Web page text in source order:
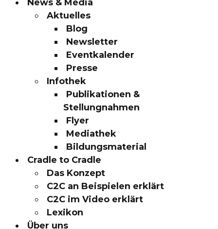
News & Media
Aktuelles
Blog
Newsletter
Eventkalender
Presse
Infothek
Publikationen &
Stellungnahmen
Flyer
Mediathek
Bildungsmaterial
Cradle to Cradle
Das Konzept
C2C an Beispielen erklärt
C2C im Video erklärt
Lexikon
Über uns